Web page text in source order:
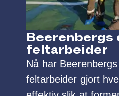
Beerenbergs
feltarbeider
Nå har
feltarbeider gjort